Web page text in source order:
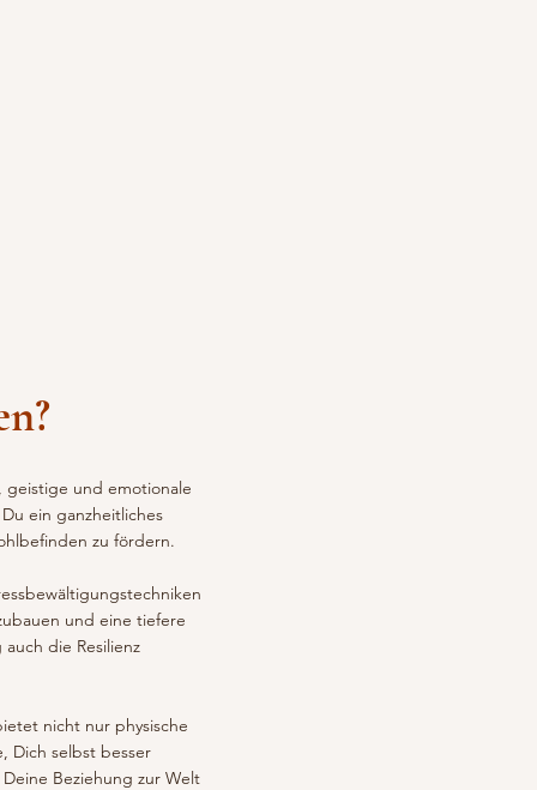
geistige und emotionale
ein ganzheitliches
zu fördern.
und eine tiefere
die Resilienz
nicht nur physische
Dich selbst besser
Beziehung zur Welt